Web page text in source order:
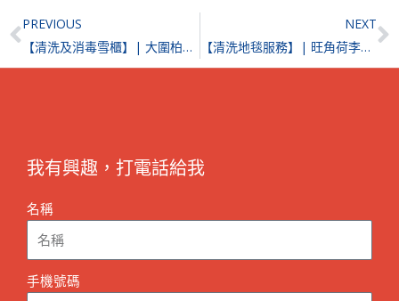
Prev
PREVIOUS
【清洗及消毒雪櫃】| 大圍柏傲莊
NEXT
【清洗地毯服務】| 旺角荷李活商業中心
我有興趣，打電話給我
名稱
手機號碼